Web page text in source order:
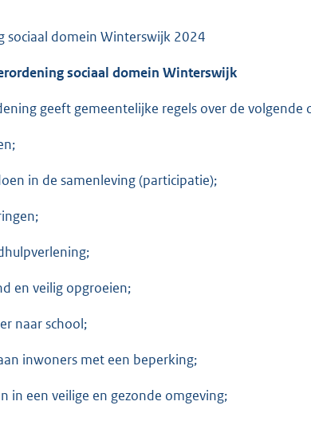
sociaal domein Winterswijk 2024
sociaal domein Winterswijk
geeft gemeentelijke regels over de volgende
in de samenleving (participatie);
en veilig opgroeien;
naar school;
inwoners met een beperking;
in een veilige en gezonde omgeving;